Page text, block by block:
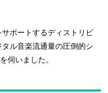
ポートするディストリビ
ル音楽流通量の圧倒的シ
伺いました。